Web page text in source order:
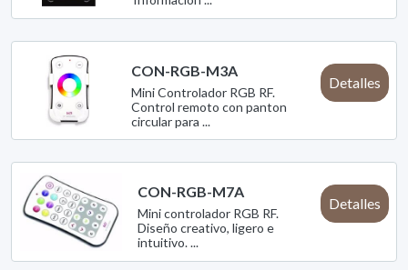
CON-RGB-M3A
Mini Controlador RGB RF.
Control remoto con panton
circular para ...
Detalles
CON-RGB-M7A
Mini controlador RGB RF.
Diseño creativo, ligero e
intuitivo. ...
Detalles